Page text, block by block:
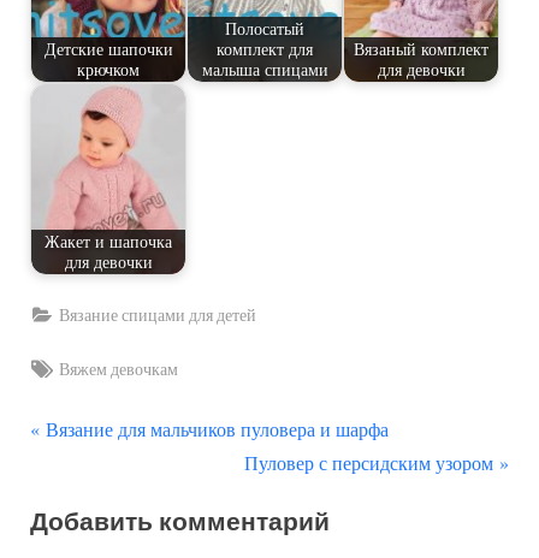
Детские шапочки
крючком
Полосатый
комплект для
малыша спицами
Вязаный комплект
для девочки
Жакет и шапочка
для девочки
Вязание спицами для детей
Tags:
Вяжем девочкам
Навигация
записям
П
д
Вязание для мальчиков пуловера и шарфа
С
е
Пуловер с персидским узором
Добавить комментарий